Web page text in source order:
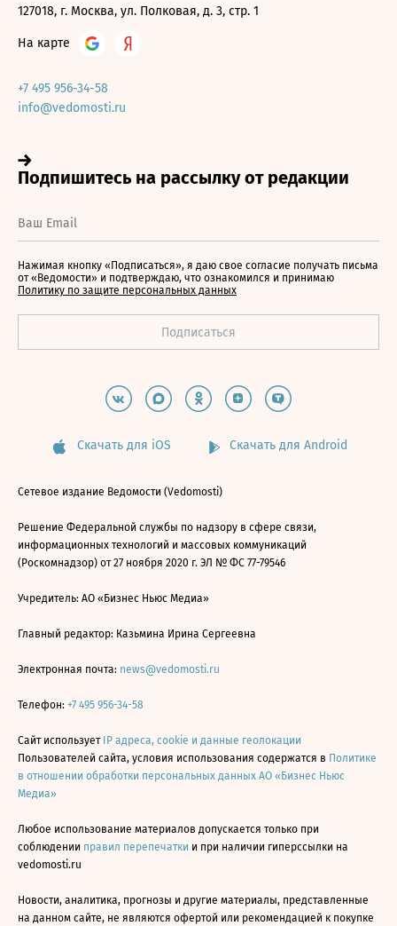
127018, г. Москва, ул. Полковая, д. 3, стр. 1
На карте
+7 495 956-34-58
info@vedomosti.ru
Нажимая кнопку «Подписаться», я даю свое согласие получать письма
от «Ведомости» и подтверждаю, что ознакомился и принимаю
Политику по защите персональных данных
Скачать для iOS Скачать для Android
Сетевое издание Ведомости (Vedomosti)
Решение Федеральной службы по надзору в сфере связи,
информационных технологий и массовых коммуникаций
(Роскомнадзор) от 27 ноября 2020 г. ЭЛ № ФС 77-79546
Учредитель: АО «Бизнес Ньюс Медиа»
Главный редактор: Казьмина Ирина Сергеевна
Электронная почта: news@vedomosti.ru
Телефон: +7 495 956-34-58
Сайт использует IP адреса, cookie и данные геолокации
Пользователей сайта, условия использования содержатся в Политике
в отношении обработки персональных данных АО «Бизнес Ньюс
Медиа»
Любое использование материалов допускается только при
соблюдении правил перепечатки и при наличии гиперссылки на
vedomosti.ru
Новости, аналитика, прогнозы и другие материалы, представленные
на данном сайте, не являются офертой или рекомендацией к покупке